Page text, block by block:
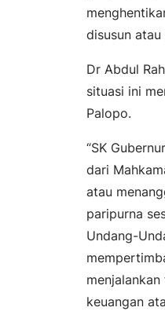
disusun atau
Dr Abdul
situasi ini
Palopo.
“SK
dari
atau
paripurna
Undang-
keuangan